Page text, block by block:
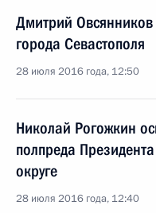
Дмитрий
города Севастополя
28 июля 2016 года, 12:50
Николай Рогожкин
полпреда
округе
28 июля 2016 года, 12:40